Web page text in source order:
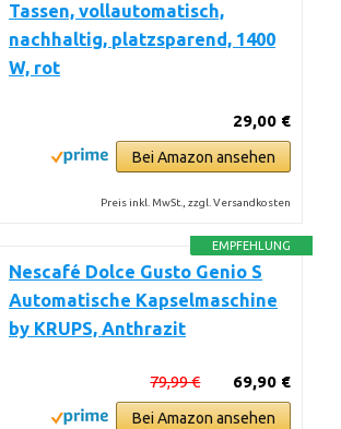
Tassen, vollautomatisch,
nachhaltig, platzsparend, 1400
W, rot
29,00 €
Bei Amazon ansehen
Preis inkl. MwSt., zzgl. Versandkosten
EMPFEHLUNG
Nescafé Dolce Gusto Genio S
Automatische Kapselmaschine
by KRUPS, Anthrazit
69,90 €
79,99 €
Bei Amazon ansehen